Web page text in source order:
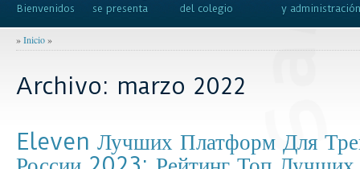
Bienvenidos se presenta del colegio y administración
»Inicio»
Archivo: marzo 2022
Eleven Лучших Платформ Для